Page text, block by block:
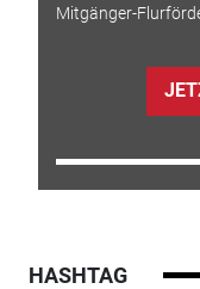
Mitgänger-
HASHTAG